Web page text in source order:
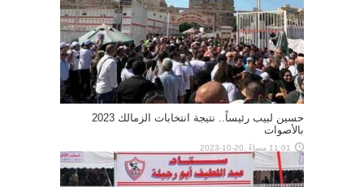
حسين لبيب رئيساً.. نتيجة انتخابات الزمالك 2023
بالأصوات
11:01 مساءً ,20-10-2023